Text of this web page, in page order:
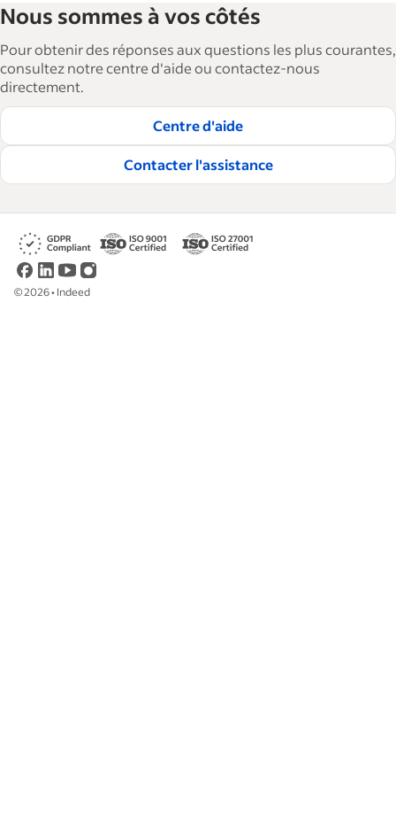
employeurs d'Indeed aide les entreprises à
agrandir et à gérer leurs effectifs. Avec plus de 15
000 articles en 6 langues, nous proposons des
conseils, des guides détaillés et des bonnes
pratiques visant à aider les entreprises à
embaucher et à fidéliser les talents.
Lire nos règles éditoriales
Nous sommes à vos côtés
Pour obtenir des réponses aux questions les plus courantes,
consultez notre centre d'aide ou contactez-nous
directement.
Centre d'aide
Contacter l'assistance
©2026• Indeed